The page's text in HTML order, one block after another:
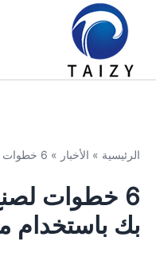
الرئيسية » الأخبار » 6 خطوات لصنع نقانقك الخاصة مع طاحونة اللحوم
6 خطوات
بك باستخدام